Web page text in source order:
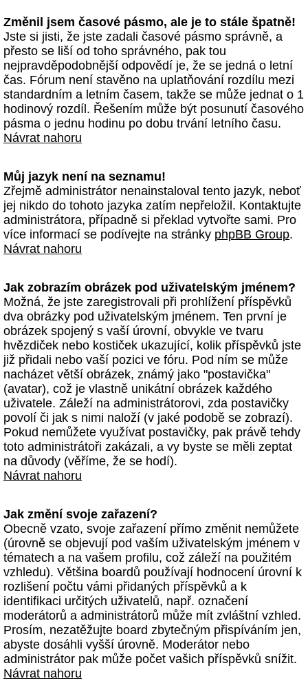
Změnil jsem časové pásmo, ale je to stále špatně!
Jste si jisti, že jste zadali časové pásmo správně, a
přesto se liší od toho správného, pak tou
nejpravděpodobnější odpovědí je, že se jedná o letní
čas. Fórum není stavěno na uplatňování rozdílu mezi
standardním a letním časem, takže se může jednat o 1
hodinový rozdíl. Řešením může být posunutí časového
pásma o jednu hodinu po dobu trvání letního času.
Návrat nahoru
Můj jazyk není na seznamu!
Zřejmě administrátor nenainstaloval tento jazyk, neboť
jej nikdo do tohoto jazyka zatím nepřeložil. Kontaktujte
administrátora, případně si překlad vytvořte sami. Pro
více informací se podívejte na stránky phpBB Group.
Návrat nahoru
Jak zobrazím obrázek pod uživatelským jménem?
Možná, že jste zaregistrovali při prohlížení příspěvků
dva obrázky pod uživatelským jménem. Ten první je
obrázek spojený s vaší úrovní, obvykle ve tvaru
hvězdiček nebo kostiček ukazující, kolik příspěvků jste
již přidali nebo vaší pozici ve fóru. Pod ním se může
nacházet větší obrázek, známý jako "postavička"
(avatar), což je vlastně unikátní obrázek každého
uživatele. Záleží na administrátorovi, zda postavičky
povolí či jak s nimi naloží (v jaké podobě se zobrazí).
Pokud nemůžete využívat postavičky, pak právě tehdy
toto administrátoři zakázali, a vy byste se měli zeptat
na důvody (věříme, že se hodí).
Návrat nahoru
Jak změní svoje zařazení?
Obecně vzato, svoje zařazení přímo změnit nemůžete
(úrovně se objevují pod vaším uživatelským jménem v
tématech a na vašem profilu, což záleží na použitém
vzhledu). Většina boardů používají hodnocení úrovní k
rozlišení počtu vámi přidaných příspěvků a k
identifikaci určitých uživatelů, např. označení
moderátorů a administrátorů může mít zvláštní vzhled.
Prosím, nezatěžujte board zbytečným přispíváním jen,
abyste dosáhli vyšší úrovně. Moderátor nebo
administrátor pak může počet vašich příspěvků snížit.
Návrat nahoru